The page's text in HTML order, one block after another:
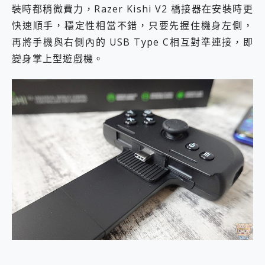
裝時都稍微費力，Razer Kishi V2 橋接器在安裝時更
快速順手，穩定性相當不錯，只要先握住機身左側，
再將手機與右側內的 USB Type C相互對準連接，即
變身掌上型遊戲機。